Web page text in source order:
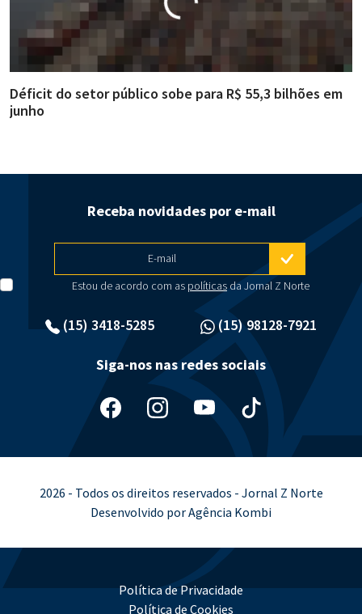
Déficit do setor público sobe para R$ 55,3 bilhões em
junho
(15) 3418-5285 (15) 98128-7921
Receba novidades por e-mail
E-mail
Estou de acordo com as políticasda Jornal Z Norte
Siga-nos nas redes sociais
2026 - Todos os direitos reservados - Jornal Z Norte
Desenvolvido por Agência Kombi
Política de Privacidade
Política de Cookies